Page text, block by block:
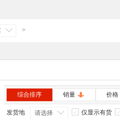
>
综合排序 销量 价格
发货地 请选择 仅显示有货